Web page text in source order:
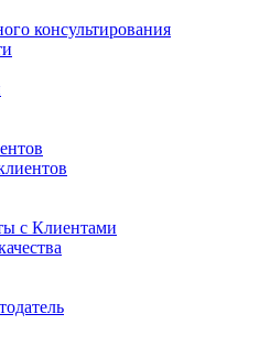
консультирования
с Клиентами